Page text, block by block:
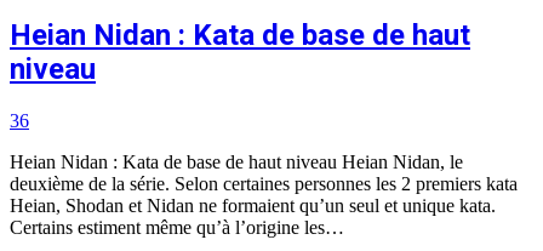
Heian Nidan : Kata de base de haut
niveau
36
Heian Nidan : Kata de base de haut niveau Heian Nidan, le
deuxième de la série. Selon certaines personnes les 2 premiers kata
Heian, Shodan et Nidan ne formaient qu’un seul et unique kata.
Certains estiment même qu’à l’origine les…